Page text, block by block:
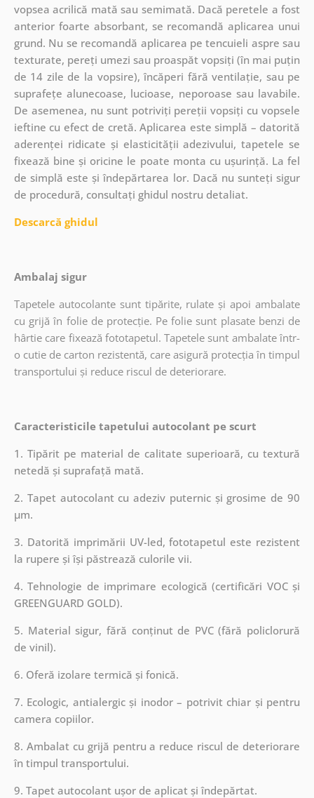
vopsea acrilică mată sau semimată. Dacă peretele a fost
anterior foarte absorbant, se recomandă aplicarea unui
grund. Nu se recomandă aplicarea pe tencuieli aspre sau
texturate, pereți umezi sau proaspăt vopsiți (în mai puțin
de 14 zile de la vopsire), încăperi fără ventilație, sau pe
suprafețe alunecoase, lucioase, neporoase sau lavabile.
De asemenea, nu sunt potriviți pereții vopsiți cu vopsele
ieftine cu efect de cretă. Aplicarea este simplă – datorită
aderenței ridicate și elasticității adezivului, tapetele se
fixează bine și oricine le poate monta cu ușurință. La fel
de simplă este și îndepărtarea lor. Dacă nu sunteți sigur
de procedură, consultați ghidul nostru detaliat.
Descarcă ghidul
Ambalaj sigur
Tapetele autocolante sunt tipărite, rulate și apoi ambalate
cu grijă în folie de protecție. Pe folie sunt plasate benzi de
hârtie care fixează fototapetul. Tapetele sunt ambalate într-
o cutie de carton rezistentă, care asigură protecția în timpul
transportului și reduce riscul de deteriorare.
Caracteristicile tapetului autocolant pe scurt
1. Tipărit pe material de calitate superioară, cu textură
netedă și suprafață mată.
2. Tapet autocolant cu adeziv puternic și grosime de 90
µm.
3. Datorită imprimării UV-led, fototapetul este rezistent
la rupere și își păstrează culorile vii.
4. Tehnologie de imprimare ecologică (certificări VOC și
GREENGUARD GOLD).
5. Material sigur, fără conținut de PVC (fără policlorură
de vinil).
6. Oferă izolare termică și fonică.
7. Ecologic, antialergic și inodor – potrivit chiar și pentru
camera copiilor.
8. Ambalat cu grijă pentru a reduce riscul de deteriorare
în timpul transportului.
9. Tapet autocolant ușor de aplicat și îndepărtat.